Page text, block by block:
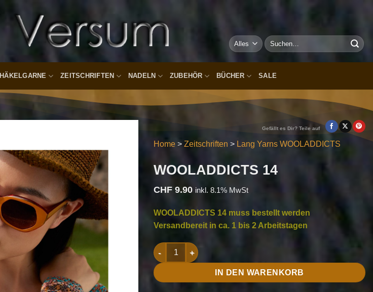
Suchen
nach:
HÄKELGARNE ZEITSCHRIFTEN NADELN ZUBEHÖR BÜCHER SALE
Gefällt es Dir? Teile auf
Home > Zeitschriften > Lang Yarns WOOLADDICTS
WOOLADDICTS 14
CHF 9.90 inkl. 8.1% MwSt
WOOLADDICTS 14 muss bestellt werden
Versandbereit in ca. 1 bis 2 Arbeitstagen
WOOLADDICTS 14 Menge
IN DEN WARENKORB